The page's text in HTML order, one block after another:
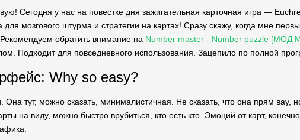
Сегодня у нас на повестке дня зажигательная карточная игра —
мозгового штурма и стратегии на картах! Сразу скажу, когда мне
обратить внимание на Number master - Number puzzle [МОД
Подходит для повседневного использования. Зацепило по полной
Why so easy?
Она тут, можно сказать, минималистичная. Не сказать, что она прям вау,
на виду, можно быстро врубиться, кто есть кто. Эмоций от карт,